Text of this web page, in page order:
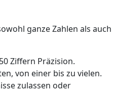
ganze Zahlen als auch
Ziffern Präzision.
von einer bis zu vielen.
zulassen oder